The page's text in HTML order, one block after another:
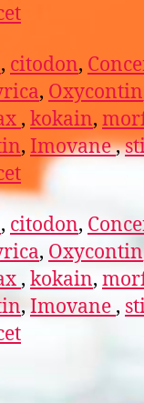
, citodon,
, Oxycontin
, kokain,
, Imovane,
, citodon,
, Oxycontin
, kokain,
, Imovane ,